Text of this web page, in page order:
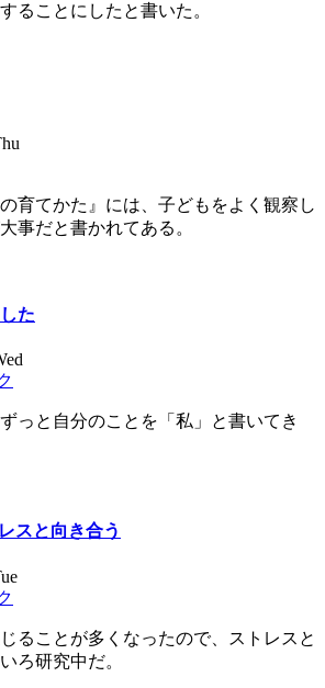
ることにしたと書いた。
育てかた』には、子どもをよく観察し
事だと書かれてある。
た
っと自分のことを「私」と書いてき
スと向き合う
ることが多くなったので、ストレスと
ろ研究中だ。